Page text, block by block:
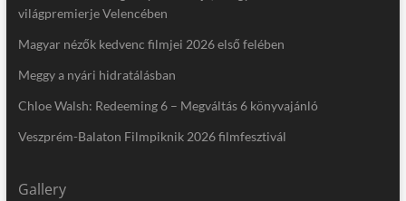
világpremierje Velencében
Magyar nézők kedvenc filmjei 2026 első felében
Meggy a nyári hidratálásban
Chloe Walsh: Redeeming 6 – Megváltás 6 könyvajánló
Veszprém-Balaton Filmpiknik 2026 filmfesztivál
Gallery